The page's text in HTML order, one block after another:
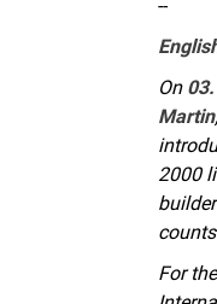
--
On
Martin
2000
For